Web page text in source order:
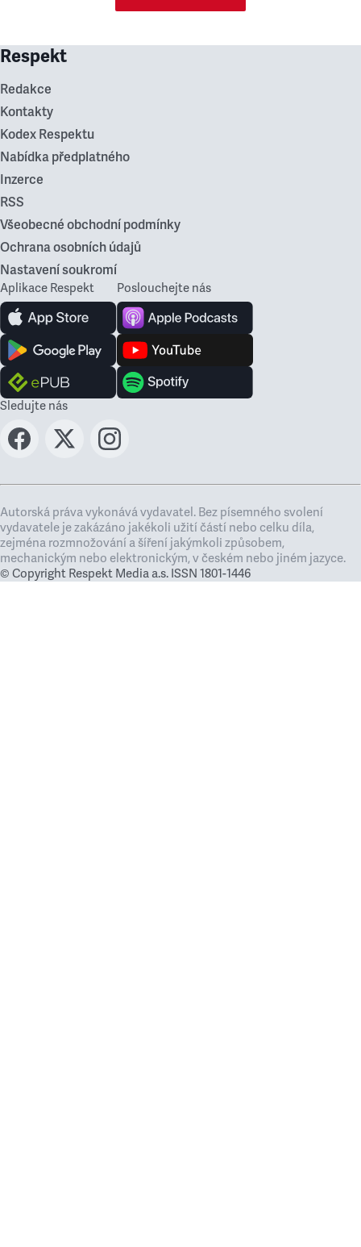
Respekt
Redakce
Kontakty
Kodex Respektu
Nabídka předplatného
Inzerce
RSS
Všeobecné obchodní podmínky
Ochrana osobních údajů
Nastavení soukromí
Aplikace Respekt Poslouchejte nás
Sledujte nás
Autorská práva vykonává vydavatel. Bez písemného svolení
vydavatele je zakázáno jakékoli užití částí nebo celku díla,
zejména rozmnožování a šíření jakýmkoli způsobem,
mechanickým nebo elektronickým, v českém nebo jiném jazyce.
© Copyright Respekt Media a.s. ISSN 1801-1446